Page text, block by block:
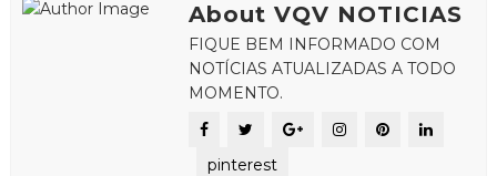
About VQV NOTICIAS
FIQUE BEM INFORMADO COM
NOTÍCIAS ATUALIZADAS A TODO
MOMENTO.
pinterest